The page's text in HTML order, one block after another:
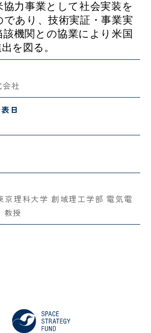
力事業として社会実装を
であり、技術実証・事業実
機関との協業により米国
を図る。
社
日
理科大学 創域理工学部 電気電
教授